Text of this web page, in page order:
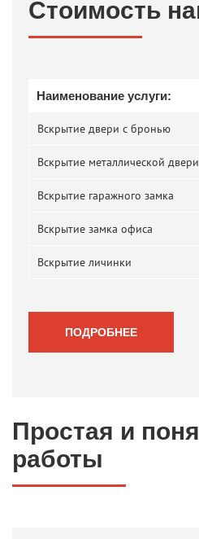
Простая и
работы
Стоимость
Наименование услуги:
Вскрытие двери с бронью
Вскрытие металлической двери
Вскрытие гаражного замка
Вскрытие замка офиса
Вскрытие личинки
ПОДРОБНЕЕ